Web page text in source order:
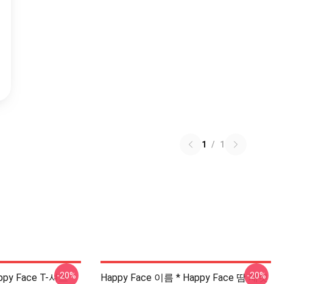
1 / 1
Face T-셔츠
-20% Happy Face 이름 * Happy Face 땀 재킷
-20%